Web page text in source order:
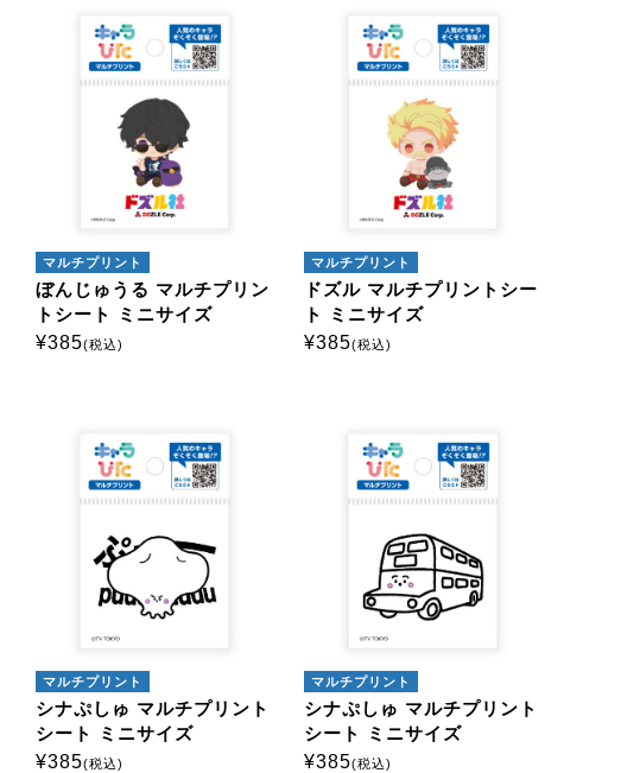
マルチプリント
ぼんじゅうる マルチプリン
トシート ミニサイズ
¥385(税込)
マルチプリント
ドズル マルチプリントシー
ト ミニサイズ
¥385(税込)
マルチプリント
シナぷしゅ マルチプリント
シート ミニサイズ
¥385(税込)
マルチプリント
シナぷしゅ マルチプリント
シート ミニサイズ
¥385(税込)